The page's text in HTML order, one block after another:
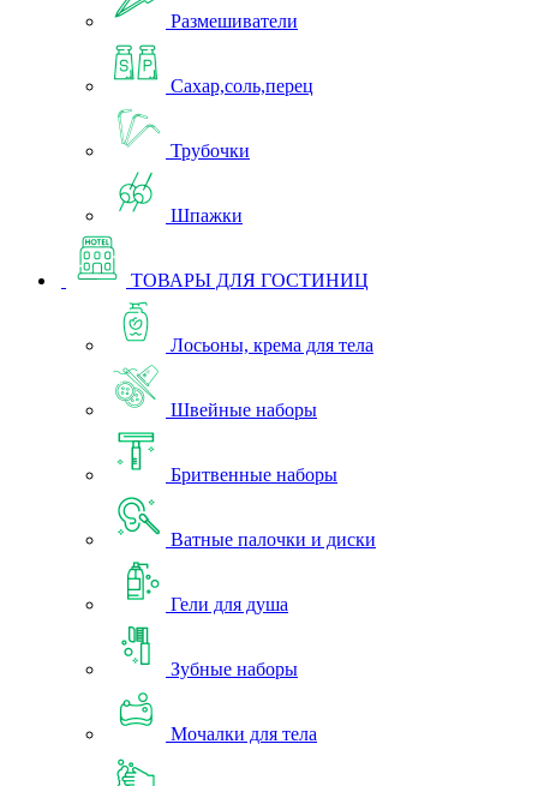
Размешиватели
Сахар,соль,перец
Трубочки
Шпажки
ТОВАРЫ ДЛЯ ГОСТИНИЦ
Лосьоны, крема для тела
Швейные наборы
Бритвенные наборы
Ватные палочки и диски
Гели для душа
Зубные наборы
Мочалки для тела